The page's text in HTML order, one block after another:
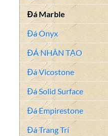
Đá Marble
Đá Onyx
ĐÁ NHÂN TẠO
Đá Vicostone
Đá Solid Surface
Đá Empirestone
Đá Trang Trí